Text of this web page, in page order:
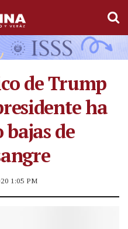
de Trump
ha
de
1:05 PM